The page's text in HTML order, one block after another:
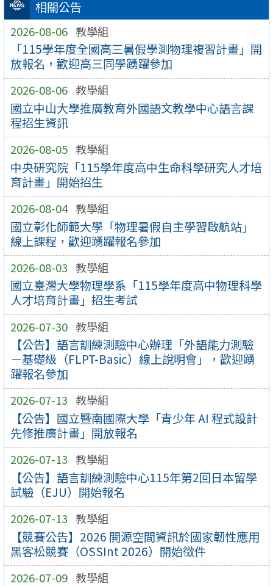
相關公告
2026-08-06 教學組
「115學年度全國高三暑假學測物理複習計畫」開
放報名，歡迎高三同學踴躍參加
2026-08-06 教學組
國立中山大學推廣教育外國語文教學中心語言課
程招生資訊
2026-08-05 教學組
中央研究院「115學年度高中生命科學研究人才培
育計畫」開始招生
2026-08-04 教學組
國立彰化師範大學「物理暑假自主學習啟航站」
線上課程，歡迎踴躍報名參加
2026-08-03 教學組
國立臺灣大學物理學系「115學年度高中物理科學
人才培育計畫」招生考試
2026-07-30 教學組
【公告】語言訓練測驗中心辦理「外語能力測驗
－基礎級（FLPT-Basic）線上說明會」，歡迎踴
躍報名參加
2026-07-13 教學組
【公告】國立暨南國際大學「青少年 AI 程式設計
先修推廣計畫」開放報名
2026-07-13 教學組
【公告】語言訓練測驗中心115年第2回日本留學
試驗（EJU）開始報名
2026-07-13 教學組
【競賽公告】2026 開源空間資訊於國家韌性應用
黑客松競賽（OSSInt 2026）開始徵件
2026-07-09 教學組